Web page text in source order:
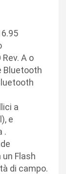
A o
Bluetooth
a
e
.
un Flash
di campo.